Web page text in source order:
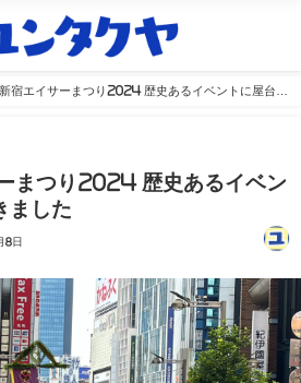
宿エイサーまつり2024 歴史あるイベントに屋台出
まつり2024 歴史あるイベン
ました
8日